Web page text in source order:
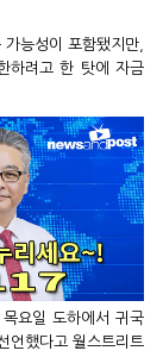
능성이 포함됐지만,
하려고 한 탓에 자금
요일 도하에서 귀국
언했다고 월스트리트